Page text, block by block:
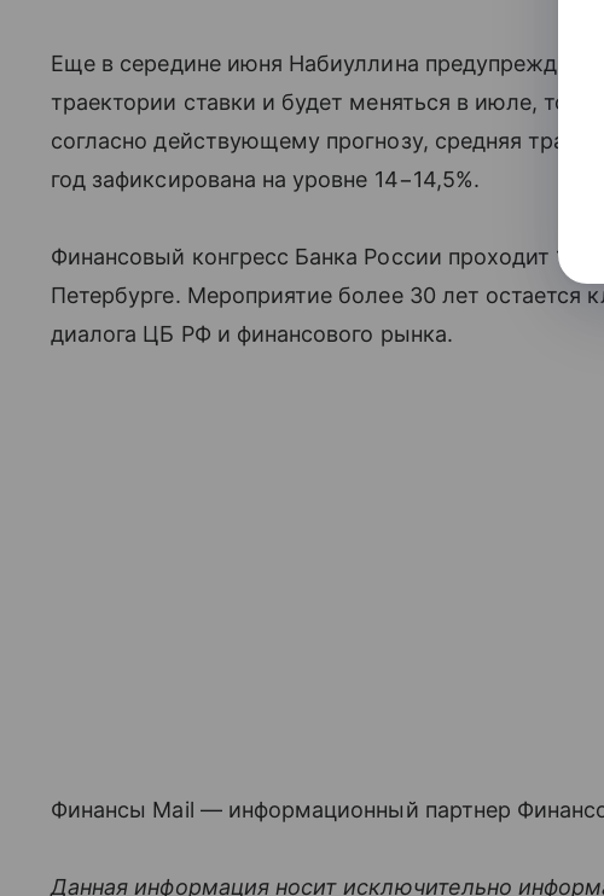
Еще в середине июня Набиуллина предупреждала:
траектории ставки и будет меняться в июле, то
согласно действующему прогнозу, средняя
год зафиксирована на уровне 14−14,5%.
Финансовый конгресс Банка России проходит 1—3
Петербурге. Мероприятие более 30 лет остается
диалога ЦБ РФ и финансового рынка.
Финансы Mail — информационный партнер
Данная информация носит исключительно